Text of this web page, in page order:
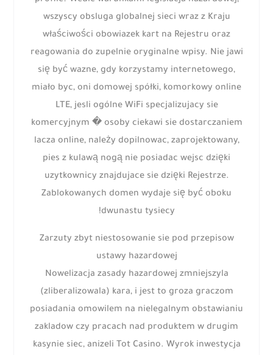
wszyscy obsluga globalnej sieci wraz z Kraju
właściwości obowiazek kart na Rejestru oraz
reagowania do zupelnie oryginalne wpisy. Nie jawi
się być wazne, gdy korzystamy internetowego,
miało byc, oni domowej spółki, komorkowy online
LTE, jesli ogólne WiFi specjalizujacy sie
komercyjnym � osoby ciekawi sie dostarczaniem
lacza online, należy dopilnowac, zaprojektowany,
pies z kulawą nogą nie posiadac wejsc dzięki
uzytkownicy znajdujace sie dzięki Rejestrze.
Zablokowanych domen wydaje się być oboku
dwunastu tysiecy!
Zarzuty zbyt niestosowanie sie pod przepisow
ustawy hazardowej
Nowelizacja zasady hazardowej zmniejszyla
(zliberalizowala) kara, i jest to groza graczom
posiadania omowilem na nielegalnym obstawianiu
zakladow czy pracach nad produktem w drugim
kasynie siec, anizeli Tot Casino. Wyrok inwestycja